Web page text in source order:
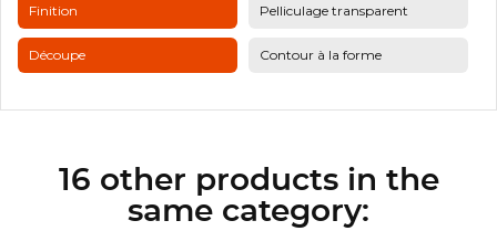
Finition Pelliculage transparent
Découpe Contour à la forme
16 other products in the
same category: